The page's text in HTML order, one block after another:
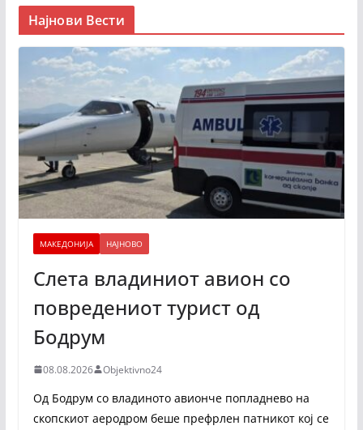
Најнови Вести
МАКЕДОНИЈА НАЈНОВО
Слета владиниот авион со
повредениот турист од
Бодрум
08.08.2026 Objektivno24
Од Бодрум со владиното авионче попладнево на
скопскиот аеродром беше префрлен патникот кој се